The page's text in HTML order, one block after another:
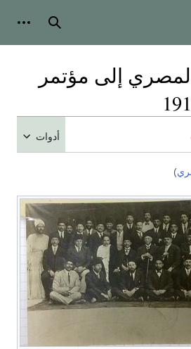
بحث
إلى مؤتمر
أدوات
)